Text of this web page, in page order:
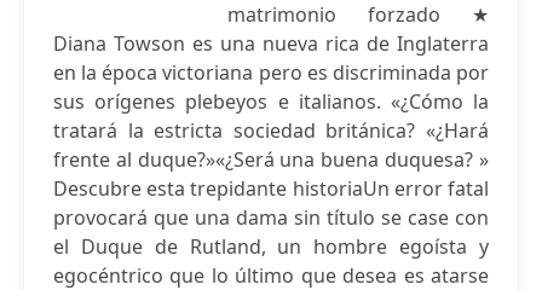
matrimonio forzado ★
Diana Towson es una nueva rica de Inglaterra
en la época victoriana pero es discriminada por
sus orígenes plebeyos e italianos. «¿Cómo la
tratará la estricta sociedad británica? «¿Hará
frente al duque?»«¿Será una buena duquesa? »
Descubre esta trepidante historiaUn error fatal
provocará que una dama sin título se case con
el Duque de Rutland, un hombre egoísta y
egocéntrico que lo último que desea es atarse